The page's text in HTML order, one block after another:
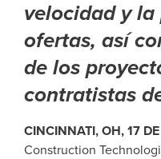
velocidad y
ofertas, así
de los
contratistas
CINCINNATI, OH, 17
Construction